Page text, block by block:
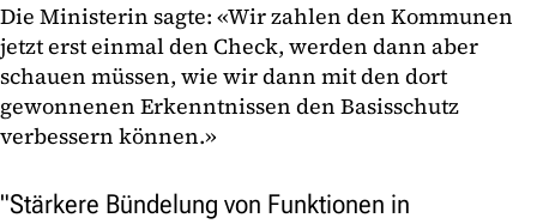
Die Ministerin sagte: «Wir zahlen den Kommunen
jetzt erst einmal den Check, werden dann aber
schauen müssen, wie wir dann mit den dort
gewonnenen Erkenntnissen den Basisschutz
verbessern können.»
"Stärkere Bündelung von Funktionen in